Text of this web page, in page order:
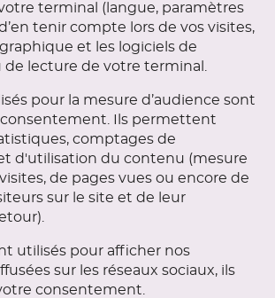
terminal (langue, paramètres
tenir compte lors de vos visites,
et les logiciels de
de lecture de votre terminal.
pour la mesure d’audience sont
Ils permettent
comptages de
d'utilisation du contenu (mesure
de pages vues ou encore de
sur le site et de leur
utilisés pour afficher nos
sur les réseaux sociaux, ils
consentement.